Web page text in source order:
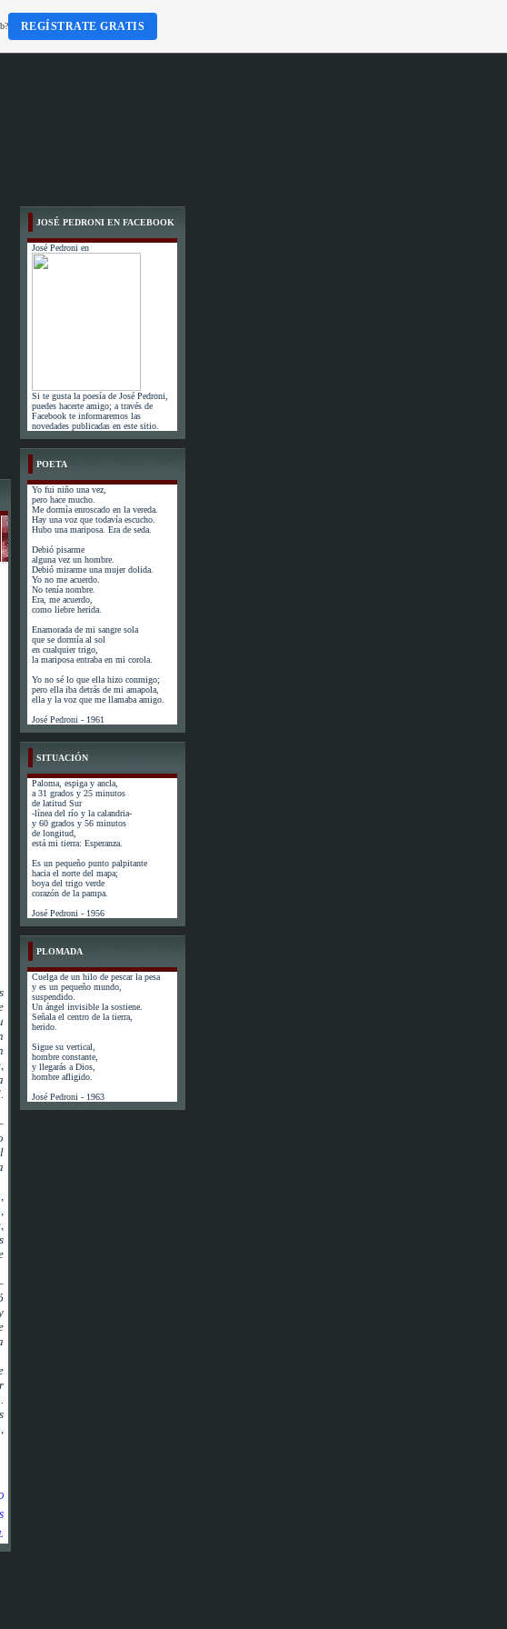
JOSÉ PEDRONI EN FACEBOOK
José Pedroni en
Si te gusta la poesía de José Pedroni,
puedes hacerte amigo; a través de
Facebook te informaremos las
novedades publicadas en este sitio.
POETA
Yo fui niño una vez,
pero hace mucho.
Me dormía enroscado en la vereda.
Hay una voz que todavía escucho.
Hubo una mariposa. Era de seda.
Debió pisarme
alguna vez un hombre.
Debió mirarme una mujer dolida.
Yo no me acuerdo.
No tenía nombre.
Era, me acuerdo,
como liebre herida.
Enamorada de mi sangre sola
que se dormía al sol
en cualquier trigo,
la mariposa entraba en mi corola.
Yo no sé lo que ella hizo conmigo;
pero ella iba detrás de mi amapola,
ella y la voz que me llamaba amigo.
José Pedroni - 1961
SITUACIÓN
Paloma, espiga y ancla,
a 31 grados y 25 minutos
de latitud Sur
-línea del río y la calandria-
y 60 grados y 56 minutos
de longitud,
está mi tierra: Esperanza.
Es un pequeño punto palpitante
hacia el norte del mapa;
boya del trigo verde
corazón de la pampa.
José Pedroni - 1956
PLOMADA
Cuelga de un hilo de pescar la pesa
y es un pequeño mundo,
suspendido.
Un ángel invisible la sostiene.
Señala el centro de la tierra,
herido.
Sigue su vertical,
hombre constante,
y llegarás a Dios,
hombre afligido.
José Pedroni - 1963
REGÍSTRATE GRATIS